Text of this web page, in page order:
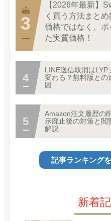
【2026年最新】
く買う方法まと
価格ではなく、
た実質価格！
LINE送信取消はLYP
変わる？無料版との
因
Amazon注文履歴の
示廃止後の対策と閲
解説
記事ランキング
新着